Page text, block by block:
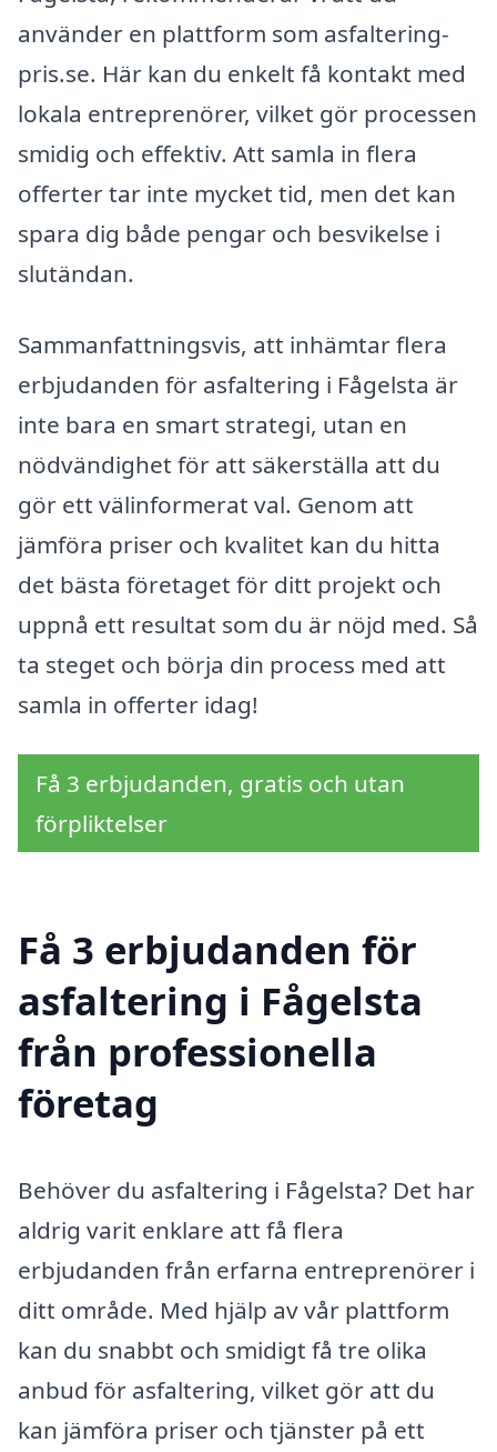
använder en plattform som asfaltering-
pris.se. Här kan du enkelt få kontakt med
lokala entreprenörer, vilket gör processen
smidig och effektiv. Att samla in flera
offerter tar inte mycket tid, men det kan
spara dig både pengar och besvikelse i
slutändan.
Sammanfattningsvis, att inhämtar flera
erbjudanden för asfaltering i Fågelsta är
inte bara en smart strategi, utan en
nödvändighet för att säkerställa att du
gör ett välinformerat val. Genom att
jämföra priser och kvalitet kan du hitta
det bästa företaget för ditt projekt och
uppnå ett resultat som du är nöjd med. Så
ta steget och börja din process med att
samla in offerter idag!
Få 3 erbjudanden, gratis och utan
förpliktelser
Få 3 erbjudanden för
asfaltering i Fågelsta
från professionella
företag
Behöver du asfaltering i Fågelsta? Det har
aldrig varit enklare att få flera
erbjudanden från erfarna entreprenörer i
ditt område. Med hjälp av vår plattform
kan du snabbt och smidigt få tre olika
anbud för asfaltering, vilket gör att du
kan jämföra priser och tjänster på ett